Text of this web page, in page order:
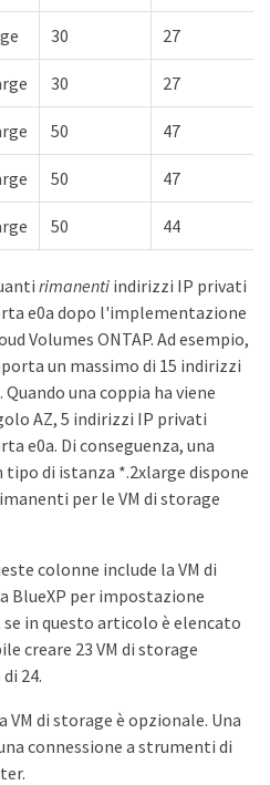
30 27
30 27
50 47
50 47
50 44
rimanenti indirizzi IP privati
e0a dopo l'implementazione
Volumes ONTAP. Ad esempio,
un massimo di 15 indirizzi
una coppia ha viene
AZ, 5 indirizzi IP privati
e0a. Di conseguenza, una
tipo di istanza *.2xlarge dispone
per le VM di storage
colonne include la VM di
BlueXP per impostazione
in questo articolo è elencato
creare 23 VM di storage
24.
VM di storage è opzionale. Una
connessione a strumenti di